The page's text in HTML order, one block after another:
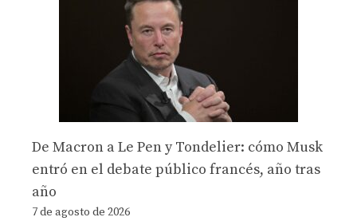
De Macron a Le Pen y Tondelier: cómo Musk
entró en el debate público francés, año tras
año
7 de agosto de 2026